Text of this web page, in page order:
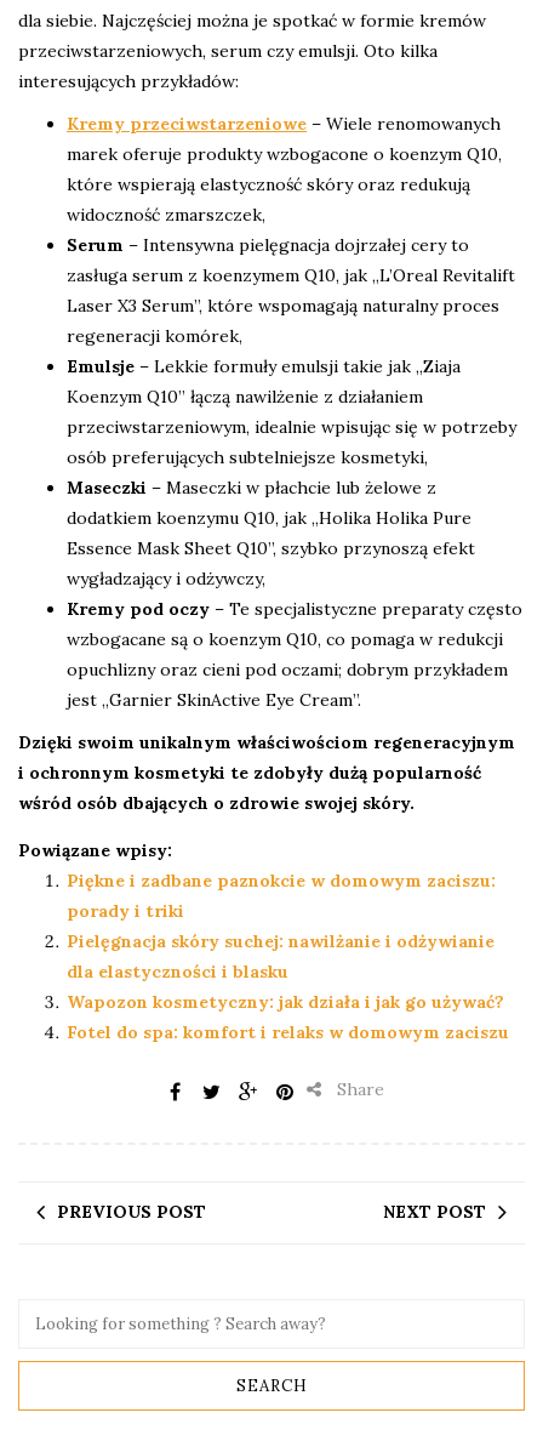
dla siebie. Najczęściej można je spotkać w formie kremów
przeciwstarzeniowych, serum czy emulsji. Oto kilka
interesujących przykładów:
Kremy przeciwstarzeniowe – Wiele renomowanych
marek oferuje produkty wzbogacone o koenzym Q10,
które wspierają elastyczność skóry oraz redukują
widoczność zmarszczek,
Serum – Intensywna pielęgnacja dojrzałej cery to
zasługa serum z koenzymem Q10, jak „L’Oreal Revitalift
Laser X3 Serum”, które wspomagają naturalny proces
regeneracji komórek,
Emulsje – Lekkie formuły emulsji takie jak „Ziaja
Koenzym Q10” łączą nawilżenie z działaniem
przeciwstarzeniowym, idealnie wpisując się w potrzeby
osób preferujących subtelniejsze kosmetyki,
Maseczki – Maseczki w płachcie lub żelowe z
dodatkiem koenzymu Q10, jak „Holika Holika Pure
Essence Mask Sheet Q10”, szybko przynoszą efekt
wygładzający i odżywczy,
Kremy pod oczy – Te specjalistyczne preparaty często
wzbogacane są o koenzym Q10, co pomaga w redukcji
opuchlizny oraz cieni pod oczami; dobrym przykładem
jest „Garnier SkinActive Eye Cream”.
Dzięki swoim unikalnym właściwościom regeneracyjnym
i ochronnym kosmetyki te zdobyły dużą popularność
wśród osób dbających o zdrowie swojej skóry.
Powiązane wpisy:
Piękne i zadbane paznokcie w domowym zaciszu:
porady i triki
Pielęgnacja skóry suchej: nawilżanie i odżywianie
dla elastyczności i blasku
Wapozon kosmetyczny: jak działa i jak go używać?
Fotel do spa: komfort i relaks w domowym zaciszu
Share
PREVIOUS POST NEXT POST